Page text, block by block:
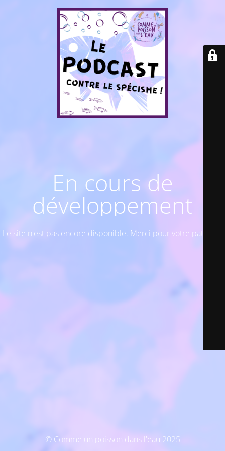
En cours de
développement
Le site n'est pas encore disponible. Merci pour votre patience
© Comme un poisson dans l'eau 2025